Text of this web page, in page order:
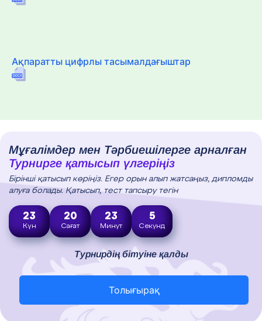
Ақпаратты цифрлы тасымалдағыштар
Мұғалімдер мен Тәрбиешілерге арналған
Турнирге қатысып үлгеріңіз
Бірінші қатысып көріңіз. Егер орын алып жатсаңыз, дипломды
алуға болады. Қатысып, тест тапсыру тегін
23
Күн
20
Сағат
23
Минут
3
Секунд
Турнирдің бітуіне қалды
Толығырақ